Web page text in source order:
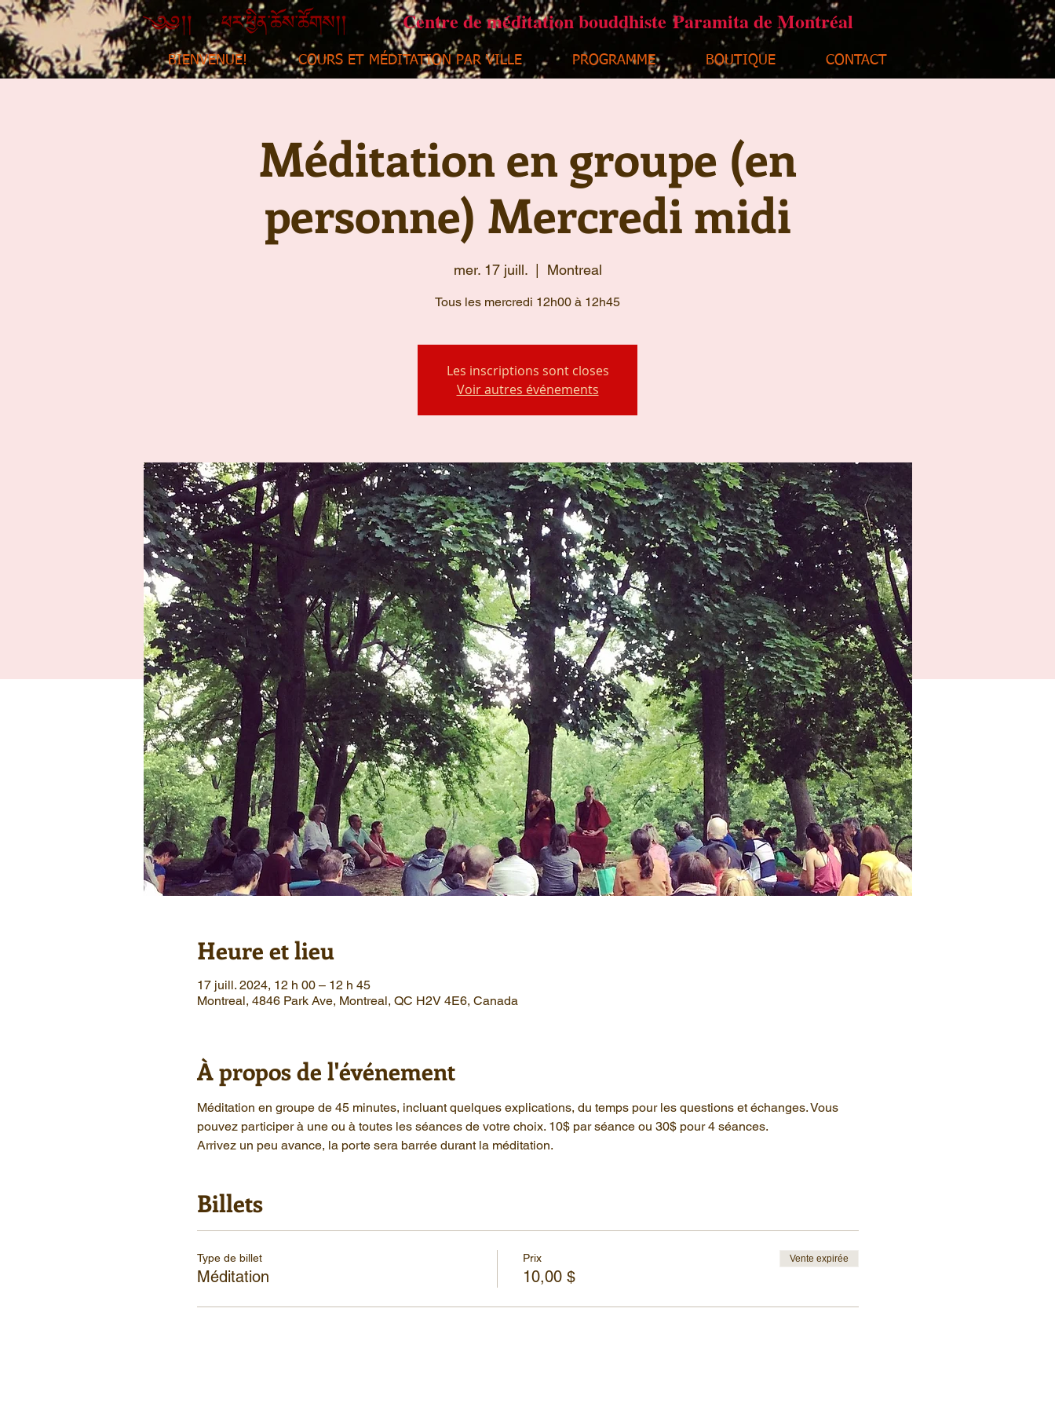
Centre de méditation bouddhiste Paramita de Montréal
BIENVENUE! COURS ET MÉDITATION PAR VILLE PROGRAMME BOUTIQUE CONTACT
Méditation en groupe (en
personne) Mercredi midi
mer. 17 juill.
  |
Montreal
Tous les mercredi 12h00 à 12h45
Les inscriptions sont closes
Voir autres événements
Heure et lieu
17 juill. 2024, 12 h 00 – 12 h 45
Montreal, 4846 Park Ave, Montreal, QC H2V 4E6, Canada
À propos de l'événement
Méditation en groupe de 45 minutes, incluant quelques explications, du temps pour les questions et échanges. Vous
pouvez participer à une ou à toutes les séances de votre choix. 10$ par séance ou 30$ pour 4 séances.
Arrivez un peu avance, la porte sera barrée durant la méditation.
Billets
Type de billet
Méditation
Prix
10,00 $
Vente expirée